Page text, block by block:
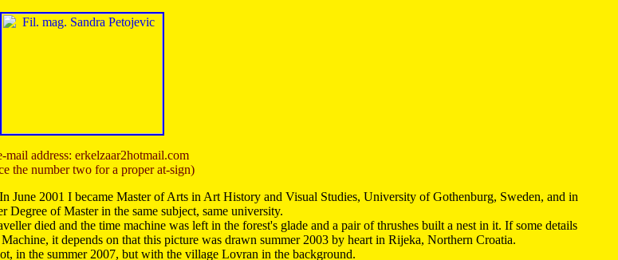
mail address: erkelzaar2hotmail.com
the number two for a proper at-sign)
June 2001 I became Master of Arts in Art History and Visual Studies, University of Gothenburg, Sweden, and in
Degree of Master in the same subject, same university.
died and the time machine was left in the forest's glade and a pair of thrushes built a nest in it. If some details
it depends on that this picture was drawn summer 2003 by heart in Rijeka, Northern Croatia.
in the summer 2007, but with the village Lovran in the background.